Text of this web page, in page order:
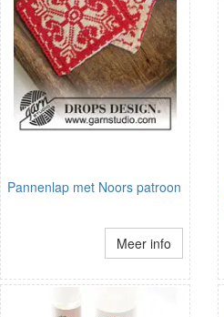
Pannenlap met Noors patroon
Meer info